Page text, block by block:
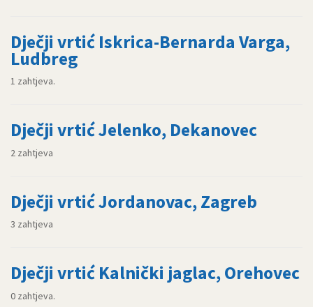
Dječji vrtić Iskrica-Bernarda Varga,
Ludbreg
1 zahtjeva.
Dječji vrtić Jelenko, Dekanovec
2 zahtjeva
Dječji vrtić Jordanovac, Zagreb
3 zahtjeva
Dječji vrtić Kalnički jaglac, Orehovec
0 zahtjeva.